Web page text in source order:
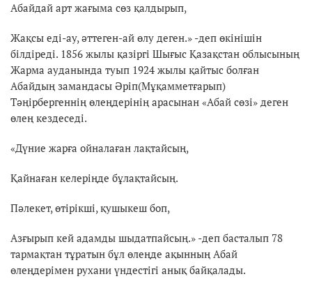
Абайдай арт жағыма сөз қалдырып,
Жақсы еді-ау, әттеген-ай өлу деген.» -деп өкінішін
білдіреді. 1856 жылы қазіргі Шығыс Қазақстан облысының
Жарма ауданында туып 1924 жылы қайтыс болған
Абайдың замандасы Әріп(Мұқамметғарып)
Тәңірбергеннің өлеңдерінің арасынан «Абай сөзі» деген
өлең кездеседі.
«Дүние жарға ойналаған лақтайсың,
Қайнаған келеріңде бұлақтайсың.
Пәлекет, өтірікші, қушыкеш боп,
Азғырып кей адамды шыдатпайсың.» -деп басталып 78
тармақтан тұратын бұл өлеңде ақынның Абай
өлеңдерімен рухани үндестігі анық байқалады.